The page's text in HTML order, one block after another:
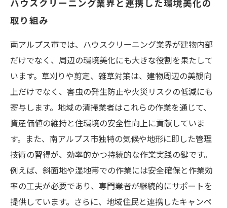
ハウスクリーニング業界と連携した環境美化の
取り組み
南アルプス市では、ハウスクリーニング業界が建物内部
だけでなく、周辺の環境美化にも大きな役割を果たして
います。草刈りや剪定、雑草対策は、建物周辺の美観向
上だけでなく、害虫の発生防止や火災リスクの低減にも
寄与します。地域の清掃業者はこれらの作業を通じて、
資産価値の維持と住環境の安全性向上に貢献していま
す。また、南アルプス市独特の気候や地形に即した管理
技術の習得が、効率的かつ持続的な作業実践の鍵です。
例えば、斜面地や湿地帯での作業には安全確保と作業効
率の工夫が必要であり、専門業者が継続的にサポートを
提供しています。さらに、地域住民と連携したキャンペ